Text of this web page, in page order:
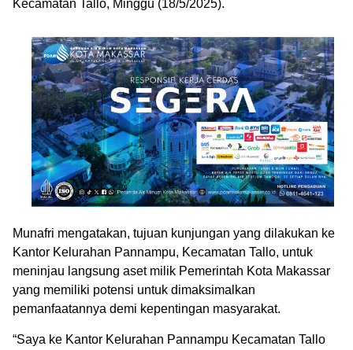
Kecamatan Tallo, Minggu (18/5/2025).
Munafri mengatakan, tujuan kunjungan yang dilakukan ke
Kantor Kelurahan Pannampu, Kecamatan Tallo, untuk
meninjau langsung aset milik Pemerintah Kota Makassar
yang memiliki potensi untuk dimaksimalkan
pemanfaatannya demi kepentingan masyarakat.
“Saya ke Kantor Kelurahan Pannampu Kecamatan Tallo